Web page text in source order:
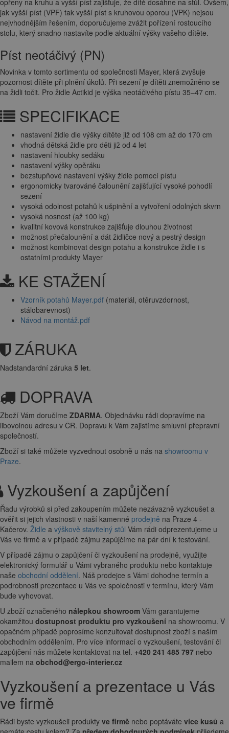
jak vyšší píst (VPF) tak vyšší píst s kruhovou oporou (VPK) nejsou
nejvhodnějším řešením, doporučujeme zvážit pořízení rostoucího
stolu, který snadno nastavíte podle aktuální výšky vašeho dítěte.
Píst neotáčivý (PN)
Novinka v tomto sortimentu od společnosti Mayer, která zvyšuje
pozornost dítěte při plnění úkolů. Při sezení je dítěti znemožněno se
na židli točit. Pro židle Actikid je výška neotáčivého pístu 35–47 cm.
SPECIFIKACE
nastavení židle dle výšky dítěte již od 108 cm až do 170 cm
vhodná dětská židle pro děti již od 4 let
nastavení hloubky sedáku
nastavení výšky opěráku
bezstupňové nastavení výšky židle pomocí pístu
ergonomicky tvarováné čalounění zajišťující vysoké pohodlí
sezení
vysoká odolnost potahů k ušpinění a vytvoření odolných skvrn
vysoká nosnost (až 100 kg)
kvalitní kovová konstrukce zajišťuje dlouhou životnost
možnost přečalounění a dát židličce nový a pestrý design
možnost kombinovat design potahu a konstrukce židle i s
ostatními produkty Mayer
KE STAŽENÍ
Vzorník potahů Mayer.pdf (materiál, otěruvzdornost,
stálobarevnost)
Návod na montáž.pdf
ZÁRUKA
Nadstandardní záruka 5 let.
DOPRAVA
Zboží Vám doručíme ZDARMA. Objednávku rádi dopravíme na
libovolnou adresu v ČR. Dopravu k Vám zajistíme smluvní přepravní
společností.
Zboží si také můžete vyzvednout osobně u nás na showroomu v
Praze.
Vyzkoušení a zapůjčení
Řadu výrobků si před zakoupením můžete nezávazně vyzkoušet a
ověřit si jejich vlastnosti v naší kamenné prodejně na Praze 4 -
Kačerov. Židle a výškově stavitelný stůl Vám rádi odprezentujeme u
Vás ve firmě a v případě zájmu zapůjčíme na pár dní k testování.
V případě zájmu o zapůjčení či vyzkoušení na prodejně, využijte
elektronický formulář u Vámi vybraného produktu nebo kontaktuje
naše obchodní oddělení. Náš prodejce s Vámi dohodne termín a
podrobnosti prezentace u Vás ve společnosti v termínu, který Vám
bude vyhovovat.
U zboží označeného nálepkou showroom Vám garantujeme
okamžitou dostupnost produktu pro vyzkoušení na showroomu. V
opačném případě poprosíme konzultovat dostupnost zboží s naším
obchodním oddělením. Pro více informací o vyzkoušení, testování či
zapůjčení nás můžete kontaktovat na tel. +420 241 485 797 nebo
mailem na obchod@ergo-interier.cz
Vyzkoušení a prezentace u Vás
ve firmě
Rádi byste vyzkoušeli produkty ve firmě nebo poptáváte více kusů a